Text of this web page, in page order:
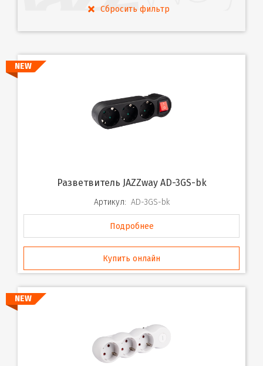
NEW
Разветвитель JAZZway AD-3GS-bk
Артикул: AD-3GS-bk
Подробнее
Купить онлайн
NEW